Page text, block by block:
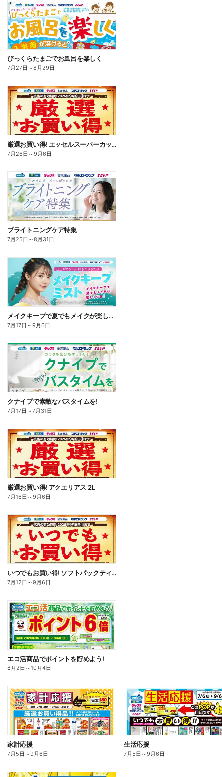
びっくらたまごでお風呂を楽しく
7月27日 ～8月29日
厳選お買い得! エッセルスーパーカップ
7月26日 ～9月6日
ブライトニングケア特集
7月25日 ～8月31日
メイクキープで夏でもメイクが楽しくなる!
7月17日 ～9月6日
クナイプで素敵なバスタイムを!
7月17日 ～7月31日
厳選お買い得! アクエリアス 2L
7月16日 ～9月6日
いつでもお買い得! ソフトパックティッシュ
7月12日 ～9月6日
エコ活商品でポイントを貯めよう!
8月2日 ～10月4日
家計応援
7月5日 ～9月6日
生活応援
7月5日 ～9月6日